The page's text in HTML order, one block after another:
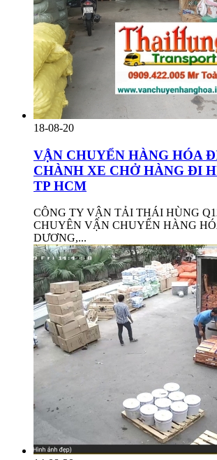
18-08-20
VẬN CHUYỂN HÀNG HÓA
CHÀNH XE CHỞ HÀNG ĐI
TP HCM
CÔNG TY VẬN TẢI THÁI HÙNG
CHUYÊN VẬN CHUYỂN HÀNG
DƯƠNG,...